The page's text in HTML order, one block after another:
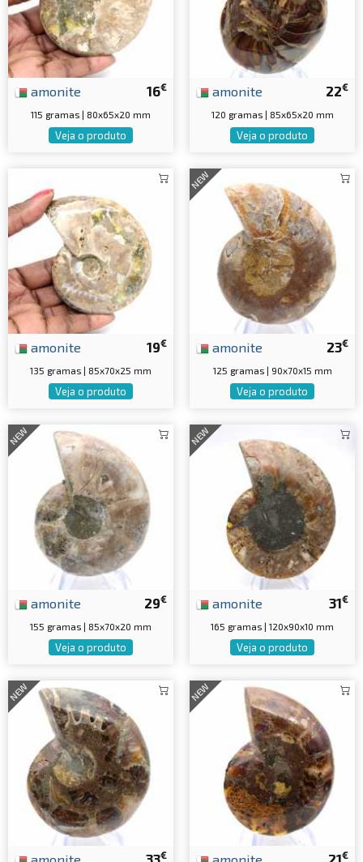
16€
amonite
115 gramas | 80x65x20 mm
Veja o produto
22€
amonite
120 gramas | 85x65x20 mm
Veja o produto
19€
amonite
135 gramas | 85x70x25 mm
Veja o produto
NEW
23€
amonite
125 gramas | 90x70x15 mm
Veja o produto
NEW
29€
amonite
155 gramas | 85x70x20 mm
Veja o produto
NEW
31€
amonite
165 gramas | 120x90x10 mm
Veja o produto
NEW
33€
amonite
NEW
21€
amonite